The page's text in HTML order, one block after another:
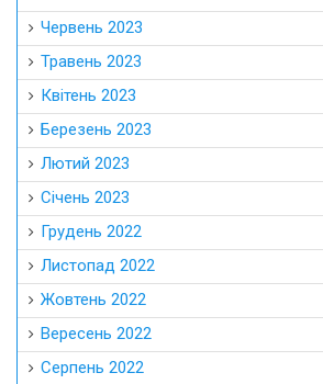
Червень 2023
Травень 2023
Квітень 2023
Березень 2023
Лютий 2023
Січень 2023
Грудень 2022
Листопад 2022
Жовтень 2022
Вересень 2022
Серпень 2022